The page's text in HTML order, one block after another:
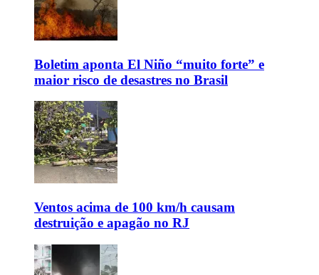
Boletim aponta El Niño “muito forte” e
maior risco de desastres no Brasil
Ventos acima de 100 km/h causam
destruição e apagão no RJ